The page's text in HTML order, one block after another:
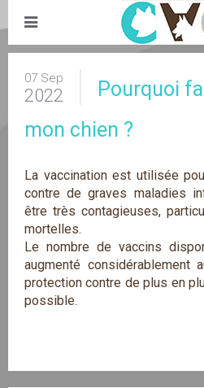
07 Sep
2022
Pourquoi
mon chien ?
La vaccination est utilisée
contre de graves maladies
être très contagieuses,
mortelles.
Le nombre de vaccins
augmenté
protection contre de plus en
possible.